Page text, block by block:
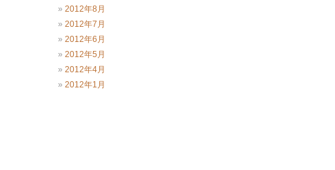
2012年8月
2012年7月
2012年6月
2012年5月
2012年4月
2012年1月